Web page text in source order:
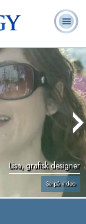
spørsmål
Bøker
Lisa, grafisk designer
Se på video